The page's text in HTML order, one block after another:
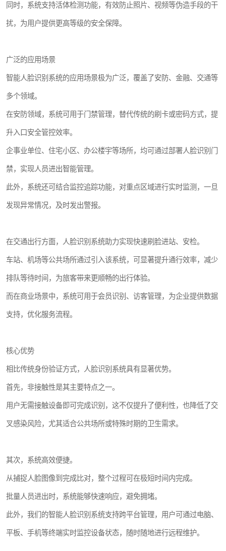
同时，系统支持活体检测功能，有效防止照片、视频等伪造手段的干
扰，为用户提供更高等级的安全保障。
广泛的应用场景
智能人脸识别系统的应用场景极为广泛，覆盖了安防、金融、交通等
多个领域。
在安防领域，系统可用于门禁管理，替代传统的刷卡或密码方式，提
升入口安全管控效率。
企事业单位、住宅小区、办公楼宇等场所，均可通过部署人脸识别门
禁，实现人员进出智能管理。
此外，系统还可结合监控追踪功能，对重点区域进行实时监测，一旦
发现异常情况，及时发出警报。
在交通出行方面，人脸识别系统助力实现快速刷脸进站、安检。
车站、机场等公共场所通过引入该系统，可显著提升通行效率，减少
排队等待时间，为旅客带来更顺畅的出行体验。
而在商业场景中，系统可用于会员识别、访客管理，为企业提供数据
支持，优化服务流程。
核心优势
相比传统身份验证方式，人脸识别系统具有显著优势。
首先，非接触性是其主要特点之一。
用户无需接触设备即可完成识别，这不仅提升了便利性，也降低了交
叉感染风险，尤其适合公共场所或特殊时期的卫生需求。
其次，系统高效便捷。
从捕捉人脸图像到完成比对，整个过程可在极短时间内完成。
批量人员进出时，系统能够快速响应，避免拥堵。
此外，我们的智能人脸识别系统支持跨平台管理，用户可通过电脑、
平板、手机等终端实时监控设备状态，随时随地进行远程维护。